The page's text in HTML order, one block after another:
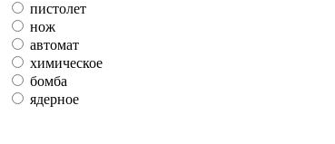
пистолет
нож
автомат
химическое
бомба
ядерное